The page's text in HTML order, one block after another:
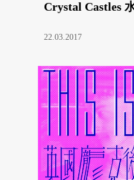
Crystal Castles
22.03.2017